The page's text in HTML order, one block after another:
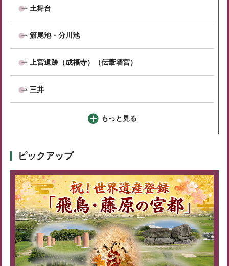
土舞台
簱尾池・分川池
上宮遺跡（成福寺）（伝葦墻宮）
三井
もっと見る
ピックアップ